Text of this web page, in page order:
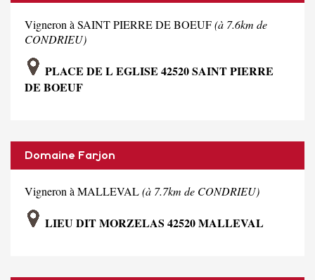
Vigneron à SAINT PIERRE DE BOEUF(à 7.6km de
CONDRIEU)
PLACE DE L EGLISE 42520 SAINT PIERRE
DE BOEUF
Domaine Farjon
Vigneron à MALLEVAL(à 7.7km de CONDRIEU)
LIEU DIT MORZELAS 42520 MALLEVAL